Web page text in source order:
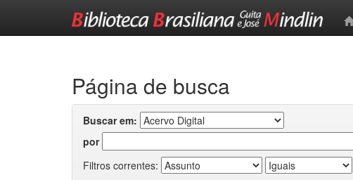
Página de busca
Buscar em:
por
Filtros correntes: